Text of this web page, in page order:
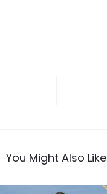
You Might Also Like